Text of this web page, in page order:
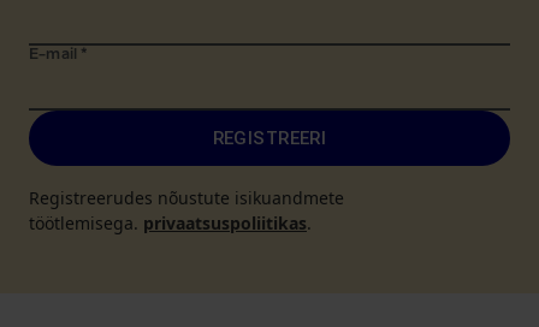
E-mail *
REGISTREERI
Registreerudes nõustute isikuandmete
töötlemisega. privaatsuspoliitikas.